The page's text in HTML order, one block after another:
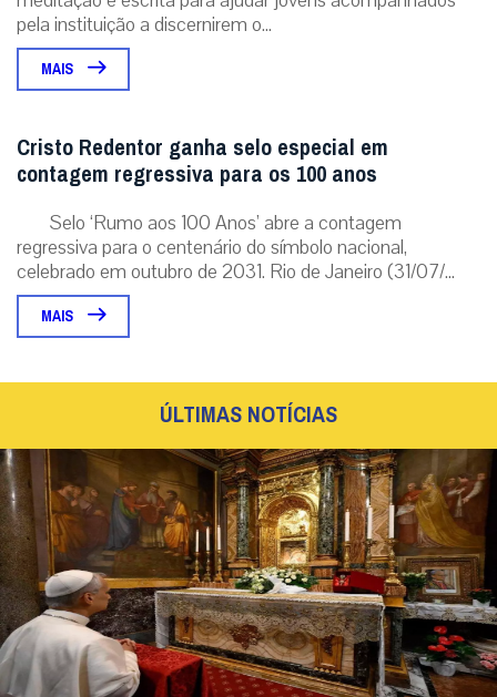
pela instituição a discernirem o...
MAIS
Cristo Redentor ganha selo especial em
contagem regressiva para os 100 anos
Selo ‘Rumo aos 100 Anos’ abre a contagem
regressiva para o centenário do símbolo nacional,
celebrado em outubro de 2031. Rio de Janeiro (31/07/...
MAIS
ÚLTIMAS NOTÍCIAS